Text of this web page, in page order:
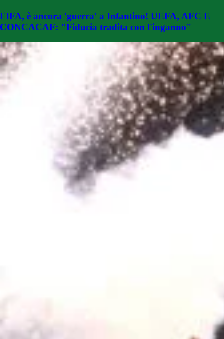
FIFA, è ancora 'guerra' a Infantino! UEFA, AFC E
CONCACAF: "Fiducia tradita con l'inganno"